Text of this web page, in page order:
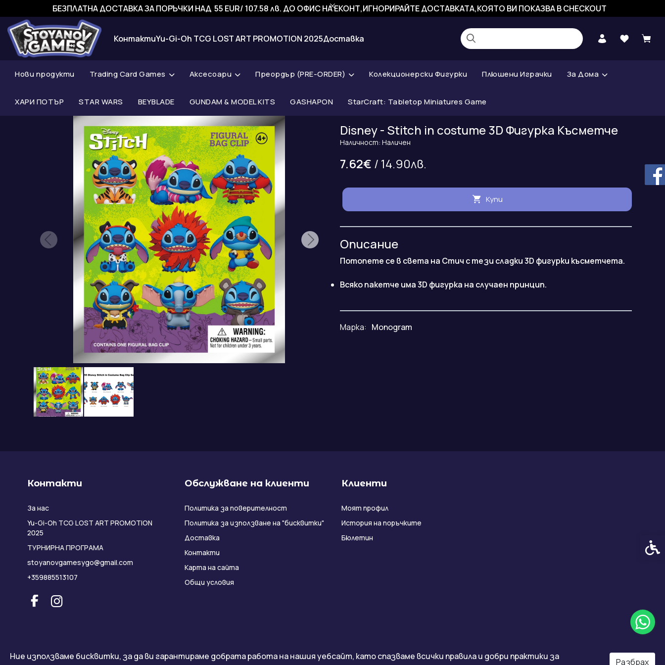
БЕЗПЛАТНА ДОСТАВКА ЗА ПОРЪЧКИ НАД 55 EUR/ 107.58 лв. ДО ОФИС НА ЕКОНТ,ИГНОРИРАЙТЕ ДОСТАВКАТА,КОЯТО ВИ ПОКАЗВА В CHECKOUT
КонтактиYu-Gi-Oh TCG LOST ART PROMOTION 2025Доставка
Нови продукти Trading Card Games Аксесоари Преордър (PRE-ORDER) Колекционерски Фигурки Плюшени Играчки За Дома
ХАРИ ПОТЪР STAR WARS BEYBLADE GUNDAM & MODEL KITS GASHAPON StarCraft: Tabletop Miniatures Game
Disney - Stitch in costume 3D Фигурка Късметче
Наличност: Наличен
7.62€ / 14.90лв.
Купи
Описание
Потопете се в света на Стич с тези сладки 3D фигурки късметчета.
Всяко пакетче има 3D фигурка на случаен принцип.
Марка: Monogram
Ние използваме бисквитки, за да ви гарантираме добрата работа на нашия уебсайт, като спазваме всички правила и добри практики за
Разбрах
Контакти
За нас
Yu-Gi-Oh TCG LOST ART PROMOTION
2025
ТУРНИРНА ПРОГРАМА
stoyanovgamesygo@gmail.com
+359885513107
Обслужване на клиенти
Политика за поверителност
Политика за използване на "бисквитки"
Доставка
Контакти
Карта на сайта
Общи условия
Клиенти
Моят профил
История на поръчките
Бюлетин